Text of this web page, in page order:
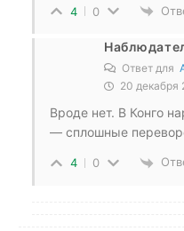
4 0
Ответ для
20 декабря
Вроде нет. В Конго
— сплошные
4 0